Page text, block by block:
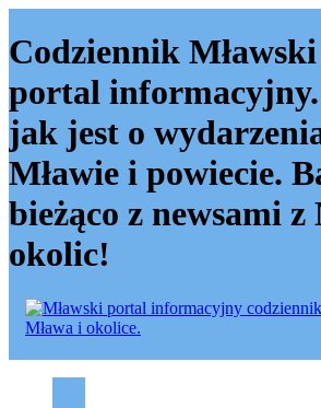
Codziennik
portal informacyjny.
jak jest o
Mławie i powiecie.
bieżąco z newsami z
okolic!